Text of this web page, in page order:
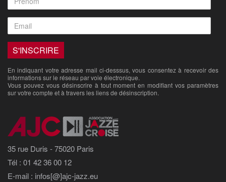
En indiquant votre adresse mail ci-desssus, vous consentez à recevoir des
informations sur le réseau par voie électronique.
Vous pouvez vous désinscrire à tout moment en modifiant vos paramètres
sur votre compte et à travers les liens de désinscription.
35 rue Duris - 75020 Paris
Tél : 01 42 36 00 12
E-mail : infos[@]ajc-jazz.eu